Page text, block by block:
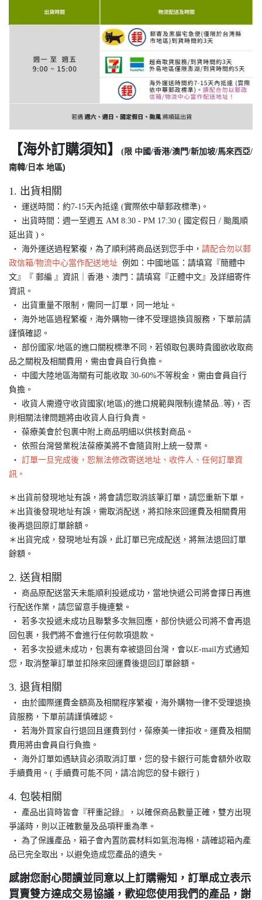
【海外訂購須知】 (限 中國/香港/澳門/新加坡/馬來西亞/
南韓/日本 地區)
1. 出貨相關
‧ 運送時間：約7-15天內抵達 (實際依中華郵政標準)。
‧ 出貨時間：週一至週五 AM 8:30 - PM 17:30 ( 國定假日 / 颱風順
延出貨 )。
‧ 海外運送過程繁複，為了順利將商品送到您手中， 請配合勿以郵
政信箱/物流中心當作配送地址 例如：中國地區：請填寫『簡體中
文』『 郵編 』資訊｜香港、澳門：請填寫『正體中文』及詳細寄件
資訊。
‧ 出貨重量不限制，需同一訂單，同一地址。
‧ 海外地區過程繁複，海外購物一律不受理退換貨服務，下單前請
謹慎確認。
‧ 部份國家/地區的進口關稅標準不同，若領取包裹時貴國欲收取商
品之關稅及相關費用，需由會員自行負擔。
‧ 中國大陸地區海關有可能收取 30-60%不等稅金，需由會員自行
負擔。
‧ 收貨人需遵守收貨國家(地區)的進口規範與限制(違禁品..等)，否
則相關法律問題將由收貨人自行負責。
‧ 葆療美會於包裹中附上商品明細以供核對商品。
‧ 依照台灣營業稅法葆療美將不會隨貨附上統一發票。
‧ 訂單一旦完成後，恕無法修改寄送地址、收件人、任何訂單資
訊。
＊出貨前發現地址有誤，將會請您取消該筆訂單，請您重新下單。
＊出貨後發現地址有誤，需取消配送，將扣除來回運費及相關費用
後再退回原訂單餘額。
＊出貨完成，發現地址有誤，此訂單已完成配送，將無法退回訂單
餘額。
2. 送貨相關
‧ 商品原配送當天未能順利投遞成功，當地快遞公司將會擇日再進
行配送作業，請您留意手機連繫。
‧ 若多次投遞未成功且聯繫多次無回應，部份快遞公司將不會再退
回包裹，我們將不會進行任何款項退款。
‧ 若多次投遞未成功，包裹有幸被退回台灣，會以E-mail方式通知
您，取消整筆訂單並扣除來回運費後退回訂單餘額。
3. 退貨相關
‧ 由於國際運費金額高及相關程序繁複，海外購物一律不受理退換
貨服務，下單前請謹慎確認。
‧ 若海外買家自行退回且運費到付，葆療美一律拒收。運費及相關
費用將由會員自行負擔。
‧ 海外訂單如遇缺貨必須取消訂單，您的發卡銀行可能會額外收取
手續費用。( 手續費可能不同，請冾詢您的發卡銀行 )
4. 包裝相關
‧ 產品出貨時皆會『秤重記錄』，以確保商品數量正確，雙方出現
爭議時，則以正確數量及品項秤重為準。
‧ 為了保護產品，箱子會內置防震材料如氣泡海棉，請確認箱內產
品已完全取出，以避免造成您產品的遺失。
感謝您耐心閱讀並同意以上訂購需知，訂單成立表示
買賣雙方達成交易協議，歡迎您使用我們的產品，謝